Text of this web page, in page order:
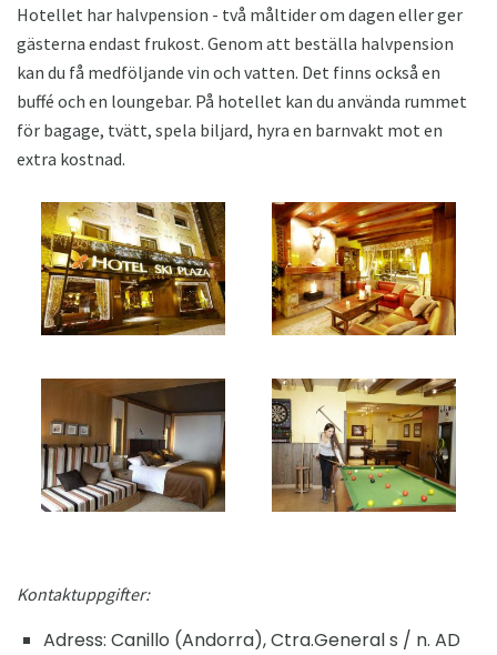
Hotellet har halvpension - två måltider om dagen eller ger
gästerna endast frukost. Genom att beställa halvpension
kan du få medföljande vin och vatten. Det finns också en
buffé och en loungebar. På hotellet kan du använda rummet
för bagage, tvätt, spela biljard, hyra en barnvakt mot en
extra kostnad.
Kontaktuppgifter:
Adress: Canillo (Andorra), Ctra.General s / n. AD